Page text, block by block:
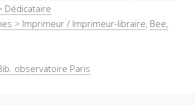
Dédicataire
> Imprimeur / Imprimeur-libraire, Bee,
observatoire Paris